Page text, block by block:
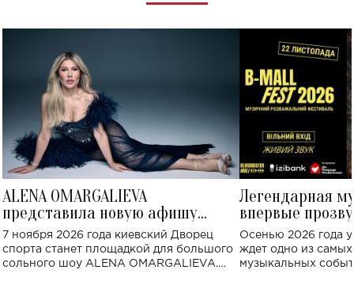
ALENA OMARGALIEVA
представила новую афишу
большого концерта во Дворце
спорта
7 ноября 2026 года киевский Дворец
спорта станет площадкой для большого
сольного шоу ALENA OMARGALIEVA.
Легендарная
впервые
Украине: где
Осенью 2026 года
ждет одно из
музыкальных